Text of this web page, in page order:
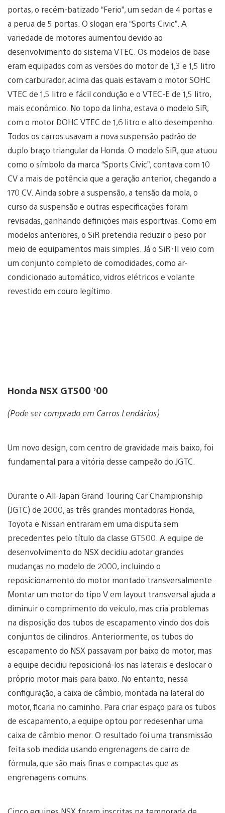
portas, o recém-batizado “Ferio”, um sedan de 4 portas e
a perua de 5 portas. O slogan era “Sports Civic”. A
variedade de motores aumentou devido ao
desenvolvimento do sistema VTEC. Os modelos de base
eram equipados com as versões do motor de 1,3 e 1,5 litro
com carburador, acima das quais estavam o motor SOHC
VTEC de 1,5 litro e fácil condução e o VTEC-E de 1,5 litro,
mais econômico. No topo da linha, estava o modelo SiR,
com o motor DOHC VTEC de 1,6 litro e alto desempenho.
Todos os carros usavam a nova suspensão padrão de
duplo braço triangular da Honda. O modelo SiR, que atuou
como o símbolo da marca “Sports Civic”, contava com 10
CV a mais de potência que a geração anterior, chegando a
170 CV. Ainda sobre a suspensão, a tensão da mola, o
curso da suspensão e outras especificações foram
revisadas, ganhando definições mais esportivas. Como em
modelos anteriores, o SiR pretendia reduzir o peso por
meio de equipamentos mais simples. Já o SiR･II veio com
um conjunto completo de comodidades, como ar-
condicionado automático, vidros elétricos e volante
revestido em couro legítimo.
Honda NSX GT500 ’00
(Pode ser comprado em Carros Lendários)
Um novo design, com centro de gravidade mais baixo, foi
fundamental para a vitória desse campeão do JGTC.
Durante o All-Japan Grand Touring Car Championship
(JGTC) de 2000, as três grandes montadoras Honda,
Toyota e Nissan entraram em uma disputa sem
precedentes pelo título da classe GT500. A equipe de
desenvolvimento do NSX decidiu adotar grandes
mudanças no modelo de 2000, incluindo o
reposicionamento do motor montado transversalmente.
Montar um motor do tipo V em layout transversal ajuda a
diminuir o comprimento do veículo, mas cria problemas
na disposição dos tubos de escapamento vindo dos dois
conjuntos de cilindros. Anteriormente, os tubos do
escapamento do NSX passavam por baixo do motor, mas
a equipe decidiu reposicioná-los nas laterais e deslocar o
próprio motor mais para baixo. No entanto, nessa
configuração, a caixa de câmbio, montada na lateral do
motor, ficaria no caminho. Para criar espaço para os tubos
de escapamento, a equipe optou por redesenhar uma
caixa de câmbio menor. O resultado foi uma transmissão
feita sob medida usando engrenagens de carro de
fórmula, que são mais finas e compactas que as
engrenagens comuns.